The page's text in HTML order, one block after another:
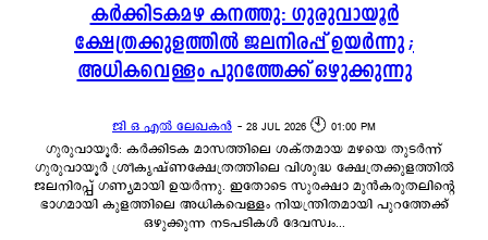
കർക്കിടകമഴ കനത്തു: ഗുരുവായൂർ
ക്ഷേത്രക്കുളത്തിൽ ജലനിരപ്പ് ഉയർന്നു ;
അധികവെള്ളം പുറത്തേക്ക് ഒഴുക്കുന്നു
ജി ഒ എൽ ലേഖകൻ - 28 JUL 2026 🕙 01:00 PM
ഗുരുവായൂർ: കർക്കിടക മാസത്തിലെ ശക്തമായ മഴയെ തുടർന്ന്
ഗുരുവായൂർ ശ്രീകൃഷ്ണക്ഷേത്രത്തിലെ വിശുദ്ധ ക്ഷേത്രക്കുളത്തിൽ
ജലനിരപ്പ് ഗണ്യമായി ഉയർന്നു. ഇതോടെ സുരക്ഷാ മുൻകരുതലിന്റെ
ഭാഗമായി കുളത്തിലെ അധികവെള്ളം നിയന്ത്രിതമായി പുറത്തേക്ക്
ഒഴുക്കുന്ന നടപടികൾ ദേവസ്വം...